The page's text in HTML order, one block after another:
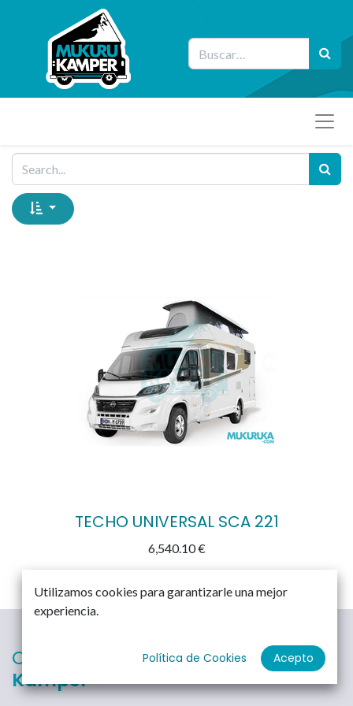
TECHO UNIVERSAL SCA 221
6,540.10€
Completamente
Kamper
Utilizamos cookies para garantizarle una mejor
experiencia.
Política de Cookies Acepto